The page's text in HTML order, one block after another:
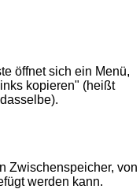
öffnet sich ein Menü,
kopieren" (heißt
Zwischenspeicher, von
werden kann.